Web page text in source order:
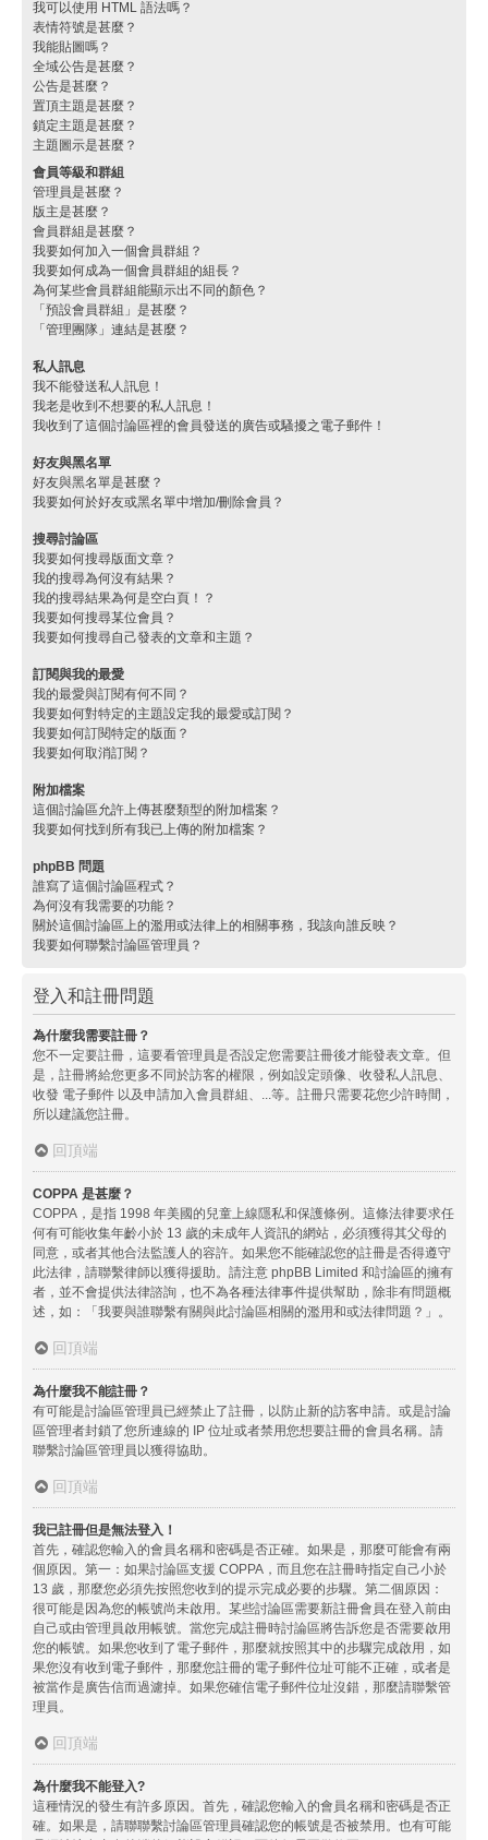
我可以使用 HTML 語法嗎？
表情符號是甚麼？
我能貼圖嗎？
全域公告是甚麼？
公告是甚麼？
置頂主題是甚麼？
鎖定主題是甚麼？
主題圖示是甚麼？
會員等級和群組
管理員是甚麼？
版主是甚麼？
會員群組是甚麼？
我要如何加入一個會員群組？
我要如何成為一個會員群組的組長？
為何某些會員群組能顯示出不同的顏色？
「預設會員群組」是甚麼？
「管理團隊」連結是甚麼？
私人訊息
我不能發送私人訊息！
我老是收到不想要的私人訊息！
我收到了這個討論區裡的會員發送的廣告或騷擾之電子郵件！
好友與黑名單
好友與黑名單是甚麼？
我要如何於好友或黑名單中增加/刪除會員？
搜尋討論區
我要如何搜尋版面文章？
我的搜尋為何沒有結果？
我的搜尋結果為何是空白頁！？
我要如何搜尋某位會員？
我要如何搜尋自己發表的文章和主題？
訂閱與我的最愛
我的最愛與訂閱有何不同？
我要如何對特定的主題設定我的最愛或訂閱？
我要如何訂閱特定的版面？
我要如何取消訂閱？
附加檔案
這個討論區允許上傳甚麼類型的附加檔案？
我要如何找到所有我已上傳的附加檔案？
phpBB 問題
誰寫了這個討論區程式？
為何沒有我需要的功能？
關於這個討論區上的濫用或法律上的相關事務，我該向誰反映？
我要如何聯繫討論區管理員？
登入和註冊問題
為什麼我需要註冊？
您不一定要註冊，這要看管理員是否設定您需要註冊後才能發表文章。但
是，註冊將給您更多不同於訪客的權限，例如設定頭像、收發私人訊息、
收發 電子郵件 以及申請加入會員群組、...等。註冊只需要花您少許時間，
所以建議您註冊。
回頂端
COPPA 是甚麼？
COPPA，是指 1998 年美國的兒童上線隱私和保護條例。這條法律要求任
何有可能收集年齡小於 13 歲的未成年人資訊的網站，必須獲得其父母的
同意，或者其他合法監護人的容許。如果您不能確認您的註冊是否得遵守
此法律，請聯繫律師以獲得援助。請注意 phpBB Limited 和討論區的擁有
者，並不會提供法律諮詢，也不為各種法律事件提供幫助，除非有問題概
述，如：「我要與誰聯繫有關與此討論區相關的濫用和或法律問題？」。
回頂端
為什麼我不能註冊？
有可能是討論區管理員已經禁止了註冊，以防止新的訪客申請。或是討論
區管理者封鎖了您所連線的 IP 位址或者禁用您想要註冊的會員名稱。請
聯繫討論區管理員以獲得協助。
回頂端
我已註冊但是無法登入！
首先，確認您輸入的會員名稱和密碼是否正確。如果是，那麼可能會有兩
個原因。第一：如果討論區支援 COPPA，而且您在註冊時指定自己小於
13 歲，那麼您必須先按照您收到的提示完成必要的步驟。第二個原因：
很可能是因為您的帳號尚未啟用。某些討論區需要新註冊會員在登入前由
自己或由管理員啟用帳號。當您完成註冊時討論區將告訴您是否需要啟用
您的帳號。如果您收到了電子郵件，那麼就按照其中的步驟完成啟用，如
果您沒有收到電子郵件，那麼您註冊的電子郵件位址可能不正確，或者是
被當作是廣告信而過濾掉。如果您確信電子郵件位址沒錯，那麼請聯繫管
理員。
回頂端
為什麼我不能登入?
這種情況的發生有許多原因。首先，確認您輸入的會員名稱和密碼是否正
確。如果是，請聯聯繫討論區管理員確認您的帳號是否被禁用。也有可能